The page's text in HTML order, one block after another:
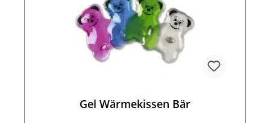
Gel Wärmekissen Bär